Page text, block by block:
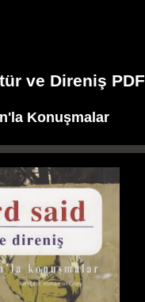
ve Direniş PDF
Konuşmalar